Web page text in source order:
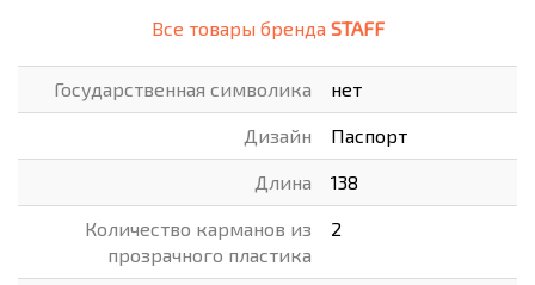
Все товары бренда STAFF
Государственная символика нет
Дизайн Паспорт
Длина 138
Количество карманов из
прозрачного пластика
2